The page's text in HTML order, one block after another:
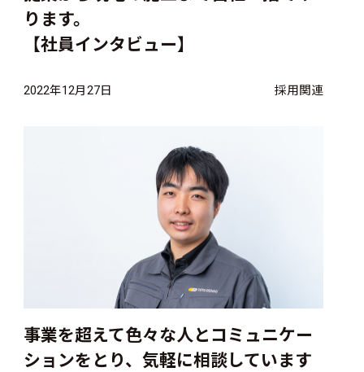
ります。
【社員インタビュー】
2022年12月27日 採用関連
事業を超えて色々な人とコミュニケー
ションをとり、気軽に相談しています